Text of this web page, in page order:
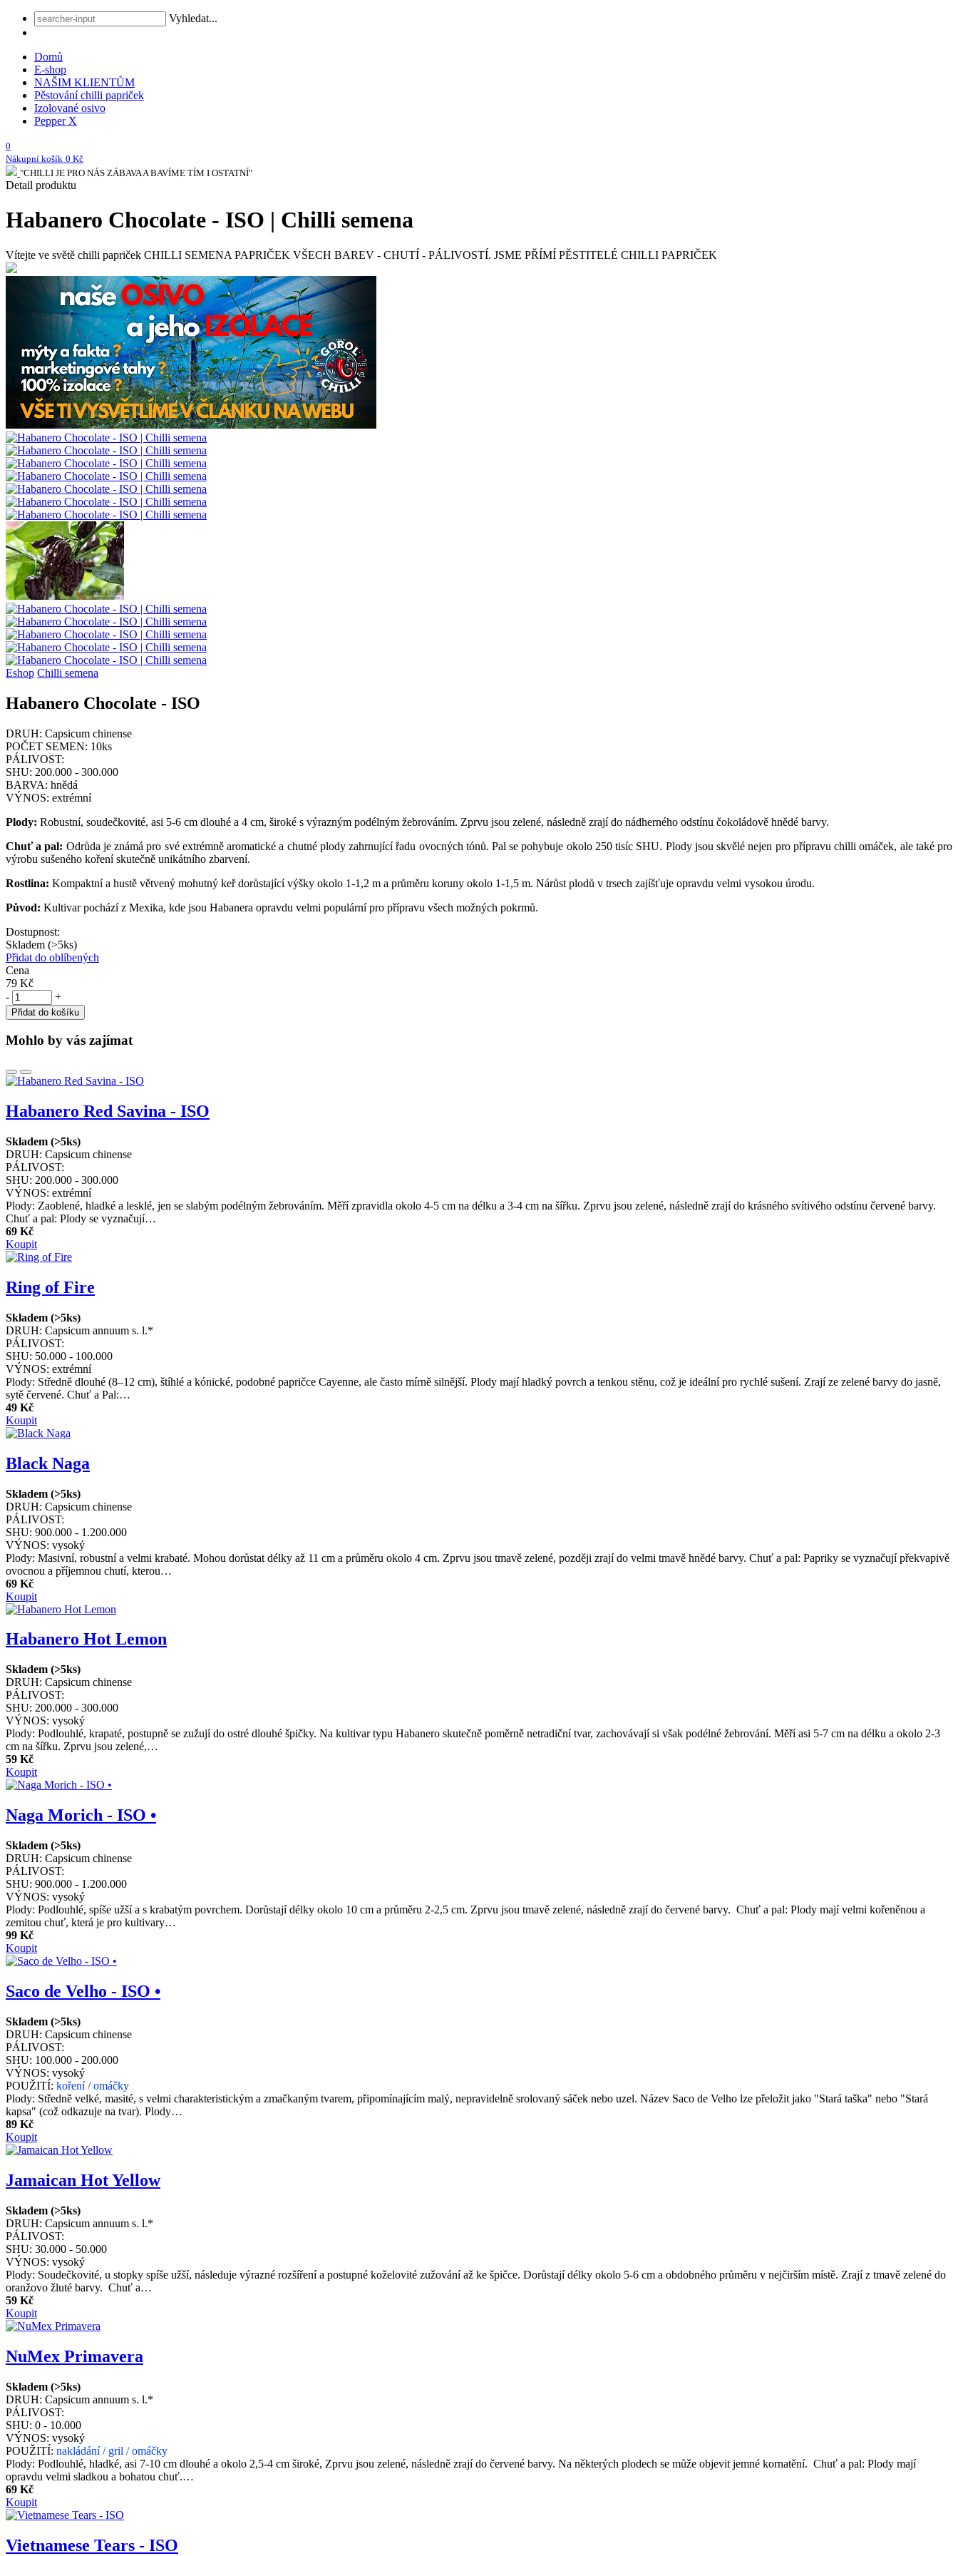
Vyhledat...
Domů
E-shop
NAŠIM KLIENTŮM
Pěstování chilli papriček
Izolované osivo
Pepper X
0
Nákupní košík 0 Kč
"CHILLI JE PRO NÁS ZÁBAVA A BAVÍME TÍM I OSTATNÍ"
Detail produktu
Habanero Chocolate - ISO | Chilli semena
Vítejte ve světě chilli papriček CHILLI SEMENA PAPRIČEK VŠECH BAREV - CHUTÍ - PÁLIVOSTÍ. JSME PŘÍMÍ PĚSTITELÉ CHILLI PAPRIČEK
Eshop Chilli semena
Habanero Chocolate - ISO
DRUH: Capsicum chinense
POČET SEMEN: 10ks
PÁLIVOST:
SHU: 200.000 - 300.000
BARVA: hnědá
VÝNOS: extrémní
Plody: Robustní, soudečkovité, asi 5-6 cm dlouhé a 4 cm, široké s výrazným podélným žebrováním. Zprvu jsou zelené, následně zrají do nádherného odstínu čokoládově hnědé barvy.
Chuť a pal: Odrůda je známá pro své extrémně aromatické a chutné plody zahrnující řadu ovocných tónů. Pal se pohybuje okolo 250 tisíc SHU. Plody jsou skvělé nejen pro přípravu chilli omáček, ale také pro
výrobu sušeného koření skutečně unikátního zbarvení.
Rostlina: Kompaktní a hustě větvený mohutný keř dorůstající výšky okolo 1-1,2 m a průměru koruny okolo 1-1,5 m. Nárůst plodů v trsech zajíšťuje opravdu velmi vysokou úrodu.
Původ: Kultivar pochází z Mexika, kde jsou Habanera opravdu velmi populární pro přípravu všech možných pokrmů.
Dostupnost:
Skladem (>5ks)
Přidat do oblíbených
Cena
79 Kč
-
+
Přidat do košíku
Mohlo by vás zajímat
Habanero Red Savina - ISO
Skladem (>5ks)
DRUH: Capsicum chinense
PÁLIVOST:
SHU: 200.000 - 300.000
VÝNOS: extrémní
Plody: Zaoblené, hladké a lesklé, jen se slabým podélným žebrováním. Měří zpravidla okolo 4-5 cm na délku a 3-4 cm na šířku. Zprvu jsou zelené, následně zrají do krásného svítivého odstínu červené barvy.
Chuť a pal: Plody se vyznačují…
69 Kč
Koupit
Ring of Fire
Skladem (>5ks)
DRUH: Capsicum annuum s. l.*
PÁLIVOST:
SHU: 50.000 - 100.000
VÝNOS: extrémní
Plody: Středně dlouhé (8–12 cm), štíhlé a kónické, podobné papričce Cayenne, ale často mírně silnější. Plody mají hladký povrch a tenkou stěnu, což je ideální pro rychlé sušení. Zrají ze zelené barvy do jasně,
sytě červené. Chuť a Pal:…
49 Kč
Koupit
Black Naga
Skladem (>5ks)
DRUH: Capsicum chinense
PÁLIVOST:
SHU: 900.000 - 1.200.000
VÝNOS: vysoký
Plody: Masivní, robustní a velmi krabaté. Mohou dorůstat délky až 11 cm a průměru okolo 4 cm. Zprvu jsou tmavě zelené, později zrají do velmi tmavě hnědé barvy. Chuť a pal: Papriky se vyznačují překvapivě
ovocnou a příjemnou chutí, kterou…
69 Kč
Koupit
Habanero Hot Lemon
Skladem (>5ks)
DRUH: Capsicum chinense
PÁLIVOST:
SHU: 200.000 - 300.000
VÝNOS: vysoký
Plody: Podlouhlé, krapaté, postupně se zužují do ostré dlouhé špičky. Na kultivar typu Habanero skutečně poměrně netradiční tvar, zachovávají si však podélné žebrování. Měří asi 5-7 cm na délku a okolo 2-3
cm na šířku. Zprvu jsou zelené,…
59 Kč
Koupit
Naga Morich - ISO •
Skladem (>5ks)
DRUH: Capsicum chinense
PÁLIVOST:
SHU: 900.000 - 1.200.000
VÝNOS: vysoký
Plody: Podlouhlé, spíše užší a s krabatým povrchem. Dorůstají délky okolo 10 cm a průměru 2-2,5 cm. Zprvu jsou tmavě zelené, následně zrají do červené barvy. Chuť a pal: Plody mají velmi kořeněnou a
zemitou chuť, která je pro kultivary…
99 Kč
Koupit
Saco de Velho - ISO •
Skladem (>5ks)
DRUH: Capsicum chinense
PÁLIVOST:
SHU: 100.000 - 200.000
VÝNOS: vysoký
POUŽITÍ: koření / omáčky
Plody: Středně velké, masité, s velmi charakteristickým a zmačkaným tvarem, připomínajícím malý, nepravidelně srolovaný sáček nebo uzel. Název Saco de Velho lze přeložit jako "Stará taška" nebo "Stará
kapsa" (což odkazuje na tvar). Plody…
89 Kč
Koupit
Jamaican Hot Yellow
Skladem (>5ks)
DRUH: Capsicum annuum s. l.*
PÁLIVOST:
SHU: 30.000 - 50.000
VÝNOS: vysoký
Plody: Soudečkovité, u stopky spíše užší, následuje výrazné rozšíření a postupné koželovité zužování až ke špičce. Dorůstají délky okolo 5-6 cm a obdobného průměru v nejčirším místě. Zrají z tmavě zelené do
oranžovo žluté barvy. Chuť a…
59 Kč
Koupit
NuMex Primavera
Skladem (>5ks)
DRUH: Capsicum annuum s. l.*
PÁLIVOST:
SHU: 0 - 10.000
VÝNOS: vysoký
POUŽITÍ: nakládání / gril / omáčky
Plody: Podlouhlé, hladké, asi 7-10 cm dlouhé a okolo 2,5-4 cm široké, Zprvu jsou zelené, následně zrají do červené barvy. Na některých plodech se může objevit jemné kornatění. Chuť a pal: Plody mají
opravdu velmi sladkou a bohatou chuť.…
69 Kč
Koupit
Vietnamese Tears - ISO